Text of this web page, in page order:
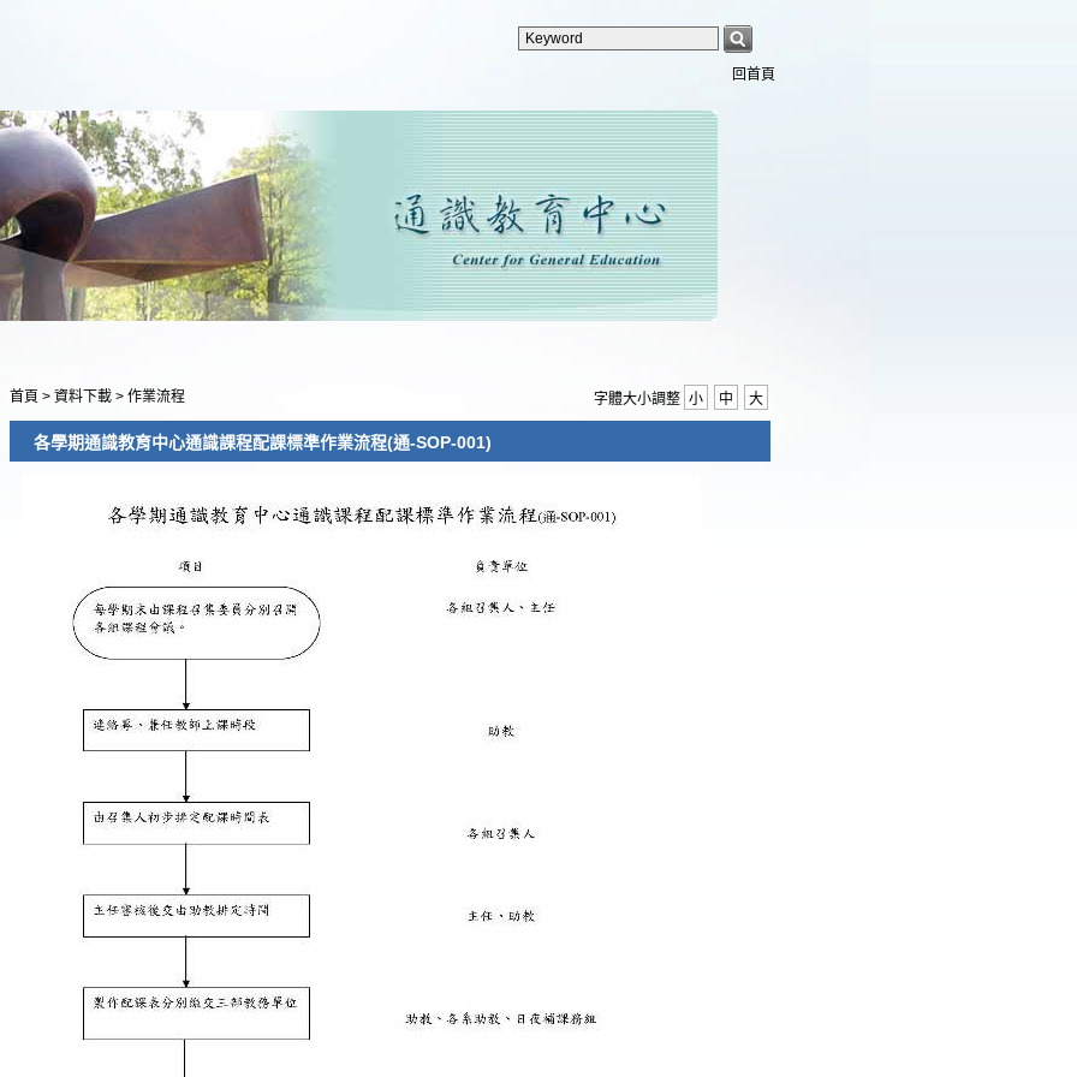
回首頁
首頁 > 資料下載 > 作業流程 字體大小調整 小 中 大
各學期通識教育中心通識課程配課標準作業流程(通-SOP-001)